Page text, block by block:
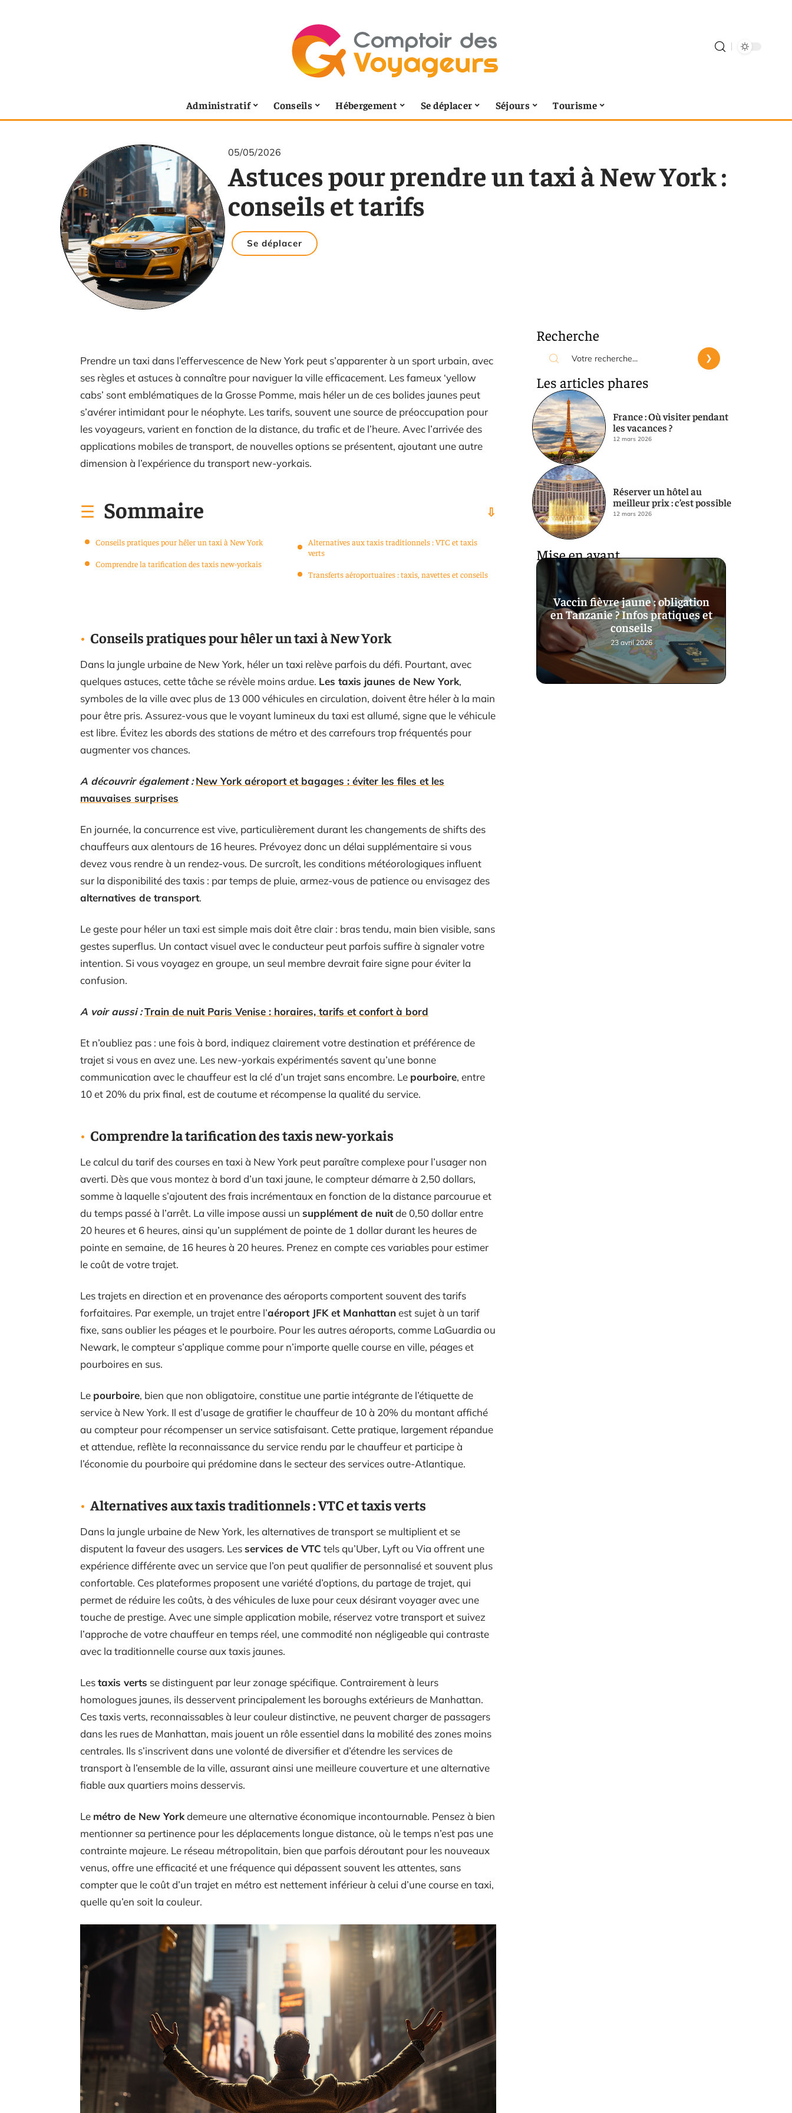
Administratif Conseils Hébergement Se déplacer Séjours Tourisme
05/05/2026
Astuces pour prendre un taxi à New York :
conseils et tarifs
Se déplacer
Prendre un taxi dans l’effervescence de New York peut s’apparenter à un sport urbain, avec
ses règles et astuces à connaître pour naviguer la ville efficacement. Les fameux ‘yellow
cabs’ sont emblématiques de la Grosse Pomme, mais héler un de ces bolides jaunes peut
s’avérer intimidant pour le néophyte. Les tarifs, souvent une source de préoccupation pour
les voyageurs, varient en fonction de la distance, du trafic et de l’heure. Avec l’arrivée des
applications mobiles de transport, de nouvelles options se présentent, ajoutant une autre
dimension à l’expérience du transport new-yorkais.
Sommaire
Conseils pratiques pour hêler un taxi à New York
Comprendre la tarification des taxis new-yorkais
Alternatives aux taxis traditionnels : VTC et taxis
verts
Transferts aéroportuaires : taxis, navettes et conseils
Conseils pratiques pour hêler un taxi à New York
Dans la jungle urbaine de New York, héler un taxi relève parfois du défi. Pourtant, avec
quelques astuces, cette tâche se révèle moins ardue. Les taxis jaunes de New York,
symboles de la ville avec plus de 13 000 véhicules en circulation, doivent être héler à la main
pour être pris. Assurez-vous que le voyant lumineux du taxi est allumé, signe que le véhicule
est libre. Évitez les abords des stations de métro et des carrefours trop fréquentés pour
augmenter vos chances.
A découvrir également : New York aéroport et bagages : éviter les files et les
mauvaises surprises
En journée, la concurrence est vive, particulièrement durant les changements de shifts des
chauffeurs aux alentours de 16 heures. Prévoyez donc un délai supplémentaire si vous
devez vous rendre à un rendez-vous. De surcroît, les conditions météorologiques influent
sur la disponibilité des taxis : par temps de pluie, armez-vous de patience ou envisagez des
alternatives de transport.
Le geste pour héler un taxi est simple mais doit être clair : bras tendu, main bien visible, sans
gestes superflus. Un contact visuel avec le conducteur peut parfois suffire à signaler votre
intention. Si vous voyagez en groupe, un seul membre devrait faire signe pour éviter la
confusion.
A voir aussi :Train de nuit Paris Venise : horaires, tarifs et confort à bord
Et n’oubliez pas : une fois à bord, indiquez clairement votre destination et préférence de
trajet si vous en avez une. Les new-yorkais expérimentés savent qu’une bonne
communication avec le chauffeur est la clé d’un trajet sans encombre. Le pourboire, entre
10 et 20% du prix final, est de coutume et récompense la qualité du service.
Comprendre la tarification des taxis new-yorkais
Le calcul du tarif des courses en taxi à New York peut paraître complexe pour l’usager non
averti. Dès que vous montez à bord d’un taxi jaune, le compteur démarre à 2,50 dollars,
somme à laquelle s’ajoutent des frais incrémentaux en fonction de la distance parcourue et
du temps passé à l’arrêt. La ville impose aussi un supplément de nuitde 0,50 dollar entre
20 heures et 6 heures, ainsi qu’un supplément de pointe de 1 dollar durant les heures de
pointe en semaine, de 16 heures à 20 heures. Prenez en compte ces variables pour estimer
le coût de votre trajet.
Les trajets en direction et en provenance des aéroports comportent souvent des tarifs
forfaitaires. Par exemple, un trajet entre l’aéroport JFK et Manhattanest sujet à un tarif
fixe, sans oublier les péages et le pourboire. Pour les autres aéroports, comme LaGuardia ou
Newark, le compteur s’applique comme pour n’importe quelle course en ville, péages et
pourboires en sus.
Le pourboire, bien que non obligatoire, constitue une partie intégrante de l’étiquette de
service à New York. Il est d’usage de gratifier le chauffeur de 10 à 20% du montant affiché
au compteur pour récompenser un service satisfaisant. Cette pratique, largement répandue
et attendue, reflète la reconnaissance du service rendu par le chauffeur et participe à
l’économie du pourboire qui prédomine dans le secteur des services outre-Atlantique.
Alternatives aux taxis traditionnels : VTC et taxis verts
Dans la jungle urbaine de New York, les alternatives de transport se multiplient et se
disputent la faveur des usagers. Lesservices de VTC tels qu’Uber, Lyft ou Via offrent une
expérience différente avec un service que l’on peut qualifier de personnalisé et souvent plus
confortable. Ces plateformes proposent une variété d’options, du partage de trajet, qui
permet de réduire les coûts, à des véhicules de luxe pour ceux désirant voyager avec une
touche de prestige. Avec une simple application mobile, réservez votre transport et suivez
l’approche de votre chauffeur en temps réel, une commodité non négligeable qui contraste
avec la traditionnelle course aux taxis jaunes.
Lestaxis verts se distinguent par leur zonage spécifique. Contrairement à leurs
homologues jaunes, ils desservent principalement les boroughs extérieurs de Manhattan.
Ces taxis verts, reconnaissables à leur couleur distinctive, ne peuvent charger de passagers
dans les rues de Manhattan, mais jouent un rôle essentiel dans la mobilité des zones moins
centrales. Ils s’inscrivent dans une volonté de diversifier et d’étendre les services de
transport à l’ensemble de la ville, assurant ainsi une meilleure couverture et une alternative
fiable aux quartiers moins desservis.
Le métro de New Yorkdemeure une alternative économique incontournable. Pensez à bien
mentionner sa pertinence pour les déplacements longue distance, où le temps n’est pas une
contrainte majeure. Le réseau métropolitain, bien que parfois déroutant pour les nouveaux
venus, offre une efficacité et une fréquence qui dépassent souvent les attentes, sans
compter que le coût d’un trajet en métro est nettement inférieur à celui d’une course en taxi,
quelle qu’en soit la couleur.
Recherche
Les articles phares
France : Où visiter pendant
les vacances ?
12 mars 2026
Réserver un hôtel au
meilleur prix : c’est possible
12 mars 2026
Mise en avant
Vaccin fièvre jaune : obligation
en Tanzanie ? Infos pratiques et
conseils
23 avril 2026